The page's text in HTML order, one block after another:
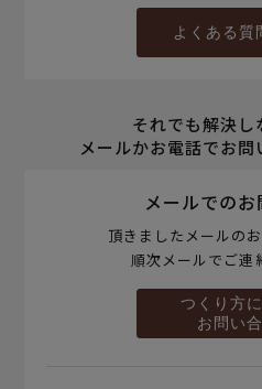
よくある質
それでも解決し
メールかお電話でお問
メールでの
頂きましたメールの
順次メールでご連
つくり方
お問い